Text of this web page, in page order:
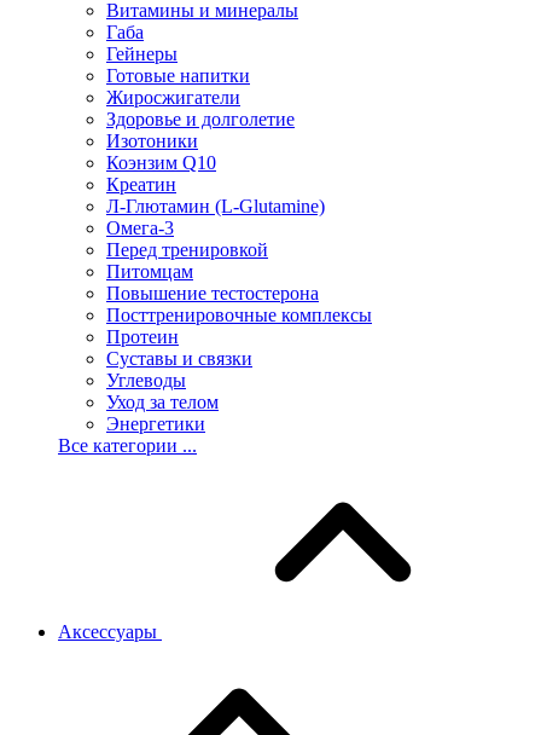
Витамины и минералы
Габа
Гейнеры
Готовые напитки
Жиросжигатели
Здоровье и долголетие
Изотоники
Коэнзим Q10
Креатин
Л-Глютамин (L-Glutamine)
Омега-3
Перед тренировкой
Питомцам
Повышение тестостерона
Посттренировочные комплексы
Протеин
Суставы и связки
Углеводы
Уход за телом
Энергетики
Все категории ...
Аксессуары